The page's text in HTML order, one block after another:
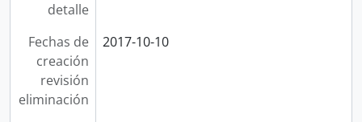
detalle
Fechas de
creación
revisión
eliminación
2017-10-10